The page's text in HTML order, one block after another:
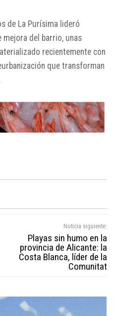
de La Purísima lideró
mejora del barrio, unas
recientemente con
que transforman
Noticia siguiente:
Playas sin humo en la
provincia de Alicante: la
Costa Blanca, líder de la
Comunitat